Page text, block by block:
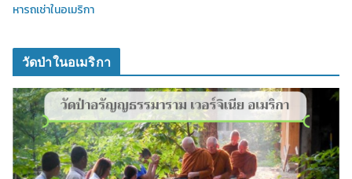
หารถเช่าในอเมริกา
วัดป่าในอเมริกา